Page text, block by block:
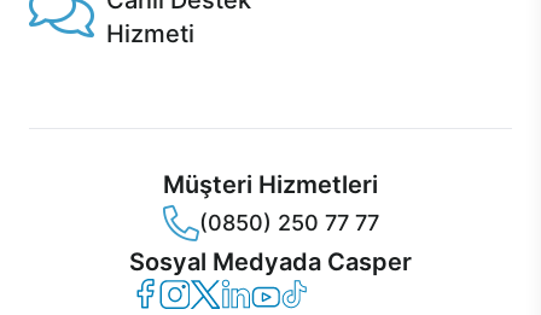
Hizmeti
Müşteri Hizmetleri
(0850) 250 77 77
Sosyal Medyada Casper
Casper Facebook
Casper Instagram
Casper Twitter
Casper LinkedIn
Casper YouTube
Casper TikTok